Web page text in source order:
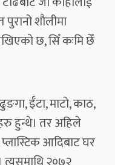
शौलीमा
छ, सिँ कःमि छेँ
ईँटा, माटो, काठ,
हुन्थे। तर अहिले
प्लास्टिक आदिबाट घर